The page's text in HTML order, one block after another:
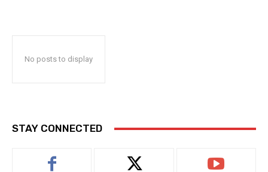
No posts to display
STAY CONNECTED